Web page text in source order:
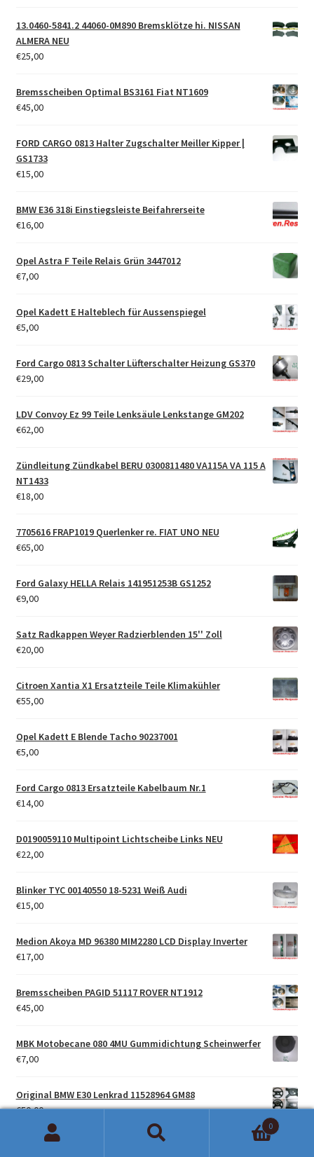
13.0460-5841.2 44060-0M890 Bremsklötze hi. NISSAN
ALMERA NEU
€25,00
Bremsscheiben Optimal BS3161 Fiat NT1609
€45,00
FORD CARGO 0813 Halter Zugschalter Meiller Kipper |
GS1733
€15,00
BMW E36 318i Einstiegsleiste Beifahrerseite
€16,00
Opel Astra F Teile Relais Grün 3447012
€7,00
Opel Kadett E Halteblech für Aussenspiegel
€5,00
Ford Cargo 0813 Schalter Lüfterschalter Heizung GS370
€29,00
LDV Convoy Ez 99 Teile Lenksäule Lenkstange GM202
€62,00
Zündleitung Zündkabel BERU 0300811480 VA115A VA 115 A
NT1433
€18,00
7705616 FRAP1019 Querlenker re. FIAT UNO NEU
€65,00
Ford Galaxy HELLA Relais 141951253B GS1252
€9,00
Satz Radkappen Weyer Radzierblenden 15'' Zoll
€20,00
Citroen Xantia X1 Ersatzteile Teile Klimakühler
€55,00
Opel Kadett E Blende Tacho 90237001
€5,00
Ford Cargo 0813 Ersatzteile Kabelbaum Nr.1
€14,00
D0190059110 Multipoint Lichtscheibe Links NEU
€22,00
Blinker TYC 00140550 18-5231 Weiß Audi
€15,00
Medion Akoya MD 96380 MIM2280 LCD Display Inverter
€17,00
Bremsscheiben PAGID 51117 ROVER NT1912
€45,00
MBK Motobecane 080 4MU Gummidichtung Scheinwerfer
€7,00
Original BMW E30 Lenkrad 11528964 GM88
€50,00
Bremsscheiben Optimal BS3060 CITROEN NT1674
0